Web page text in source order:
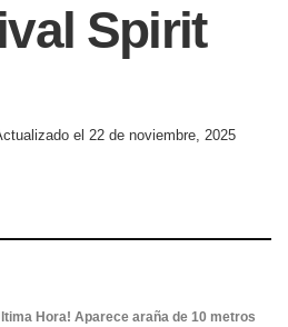
Spirit
el 22 de noviembre, 2025
Hora! Aparece araña de 10 metros